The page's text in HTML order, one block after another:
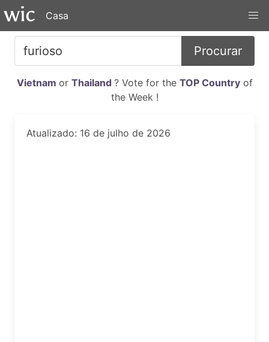
Casa
Procurar
Vietnam or Thailand ? Vote for the TOP Countryof
the Week !
Atualizado: 16 de julho de 2026